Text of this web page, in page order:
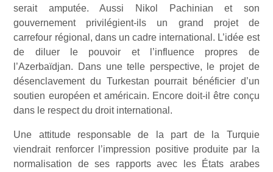
serait amputée. Aussi Nikol Pachinian et son
gouvernement privilégient-ils un grand projet de
carrefour régional, dans un cadre international. L’idée est
de diluer le pouvoir et l’influence propres de
l’Azerbaïdjan. Dans une telle perspective, le projet de
désenclavement du Turkestan pourrait bénéficier d’un
soutien européen et américain. Encore doit-il être conçu
dans le respect du droit international.
Une attitude responsable de la part de la Turquie
viendrait renforcer l’impression positive produite par la
normalisation de ses rapports avec les États arabes